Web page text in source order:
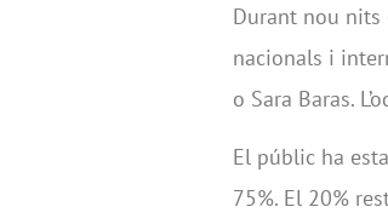
Durant nou nits
nacionals i
o Sara Baras.
El públic ha
75%. El 20%